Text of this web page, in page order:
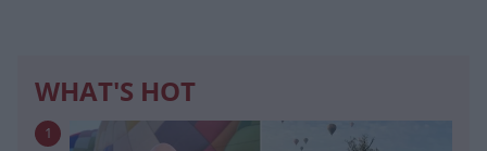
WHAT'S HOT
1